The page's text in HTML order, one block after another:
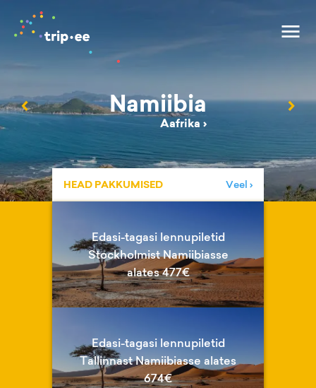
‹ Namiibia
Aafrika ›
›
HEAD PAKKUMISED Veel ›
Edasi-tagasi lennupiletid
Stockholmist Namiibiasse
alates 477€
Edasi-tagasi lennupiletid
Tallinnast Namiibiasse alates
674€